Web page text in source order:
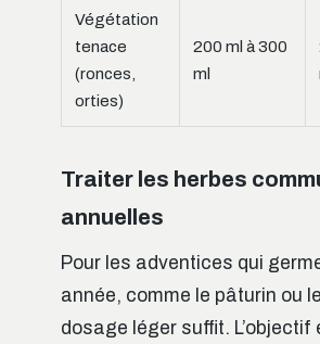
Végétation
tenace
(ronces,
orties)
200 ml à 300
ml
Traiter les herbes
annuelles
Pour les adventices qui
année, comme le pâturin ou
dosage léger suffit. L’objectif